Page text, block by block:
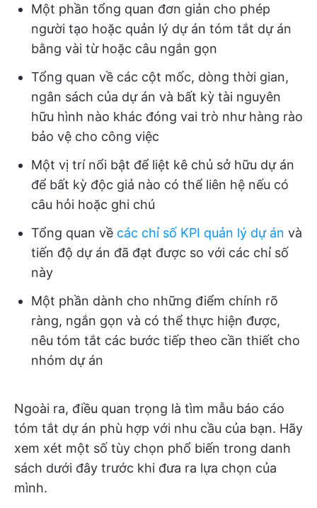
Một phần tổng quan đơn giản cho phép
người tạo hoặc quản lý dự án tóm tắt dự án
bằng vài từ hoặc câu ngắn gọn
Tổng quan về các cột mốc, dòng thời gian,
ngân sách của dự án và bất kỳ tài nguyên
hữu hình nào khác đóng vai trò như hàng rào
bảo vệ cho công việc
Một vị trí nổi bật để liệt kê chủ sở hữu dự án
để bất kỳ độc giả nào có thể liên hệ nếu có
câu hỏi hoặc ghi chú
Tổng quan về các chỉ số KPI quản lý dự án và
tiến độ dự án đã đạt được so với các chỉ số
này
Một phần dành cho những điểm chính rõ
ràng, ngắn gọn và có thể thực hiện được,
nêu tóm tắt các bước tiếp theo cần thiết cho
nhóm dự án
Ngoài ra, điều quan trọng là tìm mẫu báo cáo
tóm tắt dự án phù hợp với nhu cầu của bạn. Hãy
xem xét một số tùy chọn phổ biến trong danh
sách dưới đây trước khi đưa ra lựa chọn của
mình.